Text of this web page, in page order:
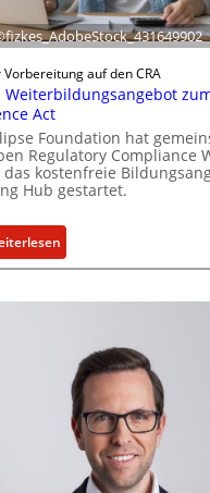
a
k
t
u
e
l
e
Z
l
n
Vorbereitung auf den CRA
Weiterbildungsangebot
Act
Foundation hat
Regulatory Compliance
das kostenfreie
Hub gestartet.
N
W